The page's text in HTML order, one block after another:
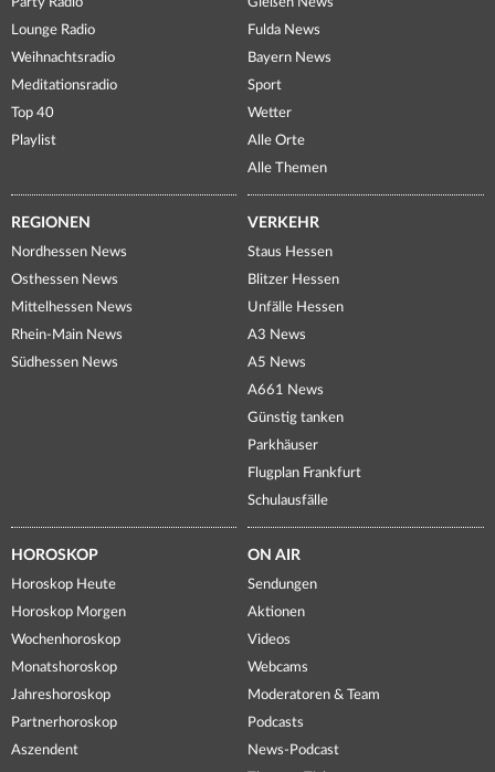
Party Radio
Lounge Radio
Weihnachtsradio
Meditationsradio
Top 40
Playlist
Gießen News
Fulda News
Bayern News
Sport
Wetter
Alle Orte
Alle Themen
REGIONEN
Nordhessen News
Osthessen News
Mittelhessen News
Rhein-Main News
Südhessen News
VERKEHR
Staus Hessen
Blitzer Hessen
Unfälle Hessen
A3 News
A5 News
A661 News
Günstig tanken
Parkhäuser
Flugplan Frankfurt
Schulausfälle
HOROSKOP
Horoskop Heute
Horoskop Morgen
Wochenhoroskop
Monatshoroskop
Jahreshoroskop
Partnerhoroskop
Aszendent
ON AIR
Sendungen
Aktionen
Videos
Webcams
Moderatoren & Team
Podcasts
News-Podcast